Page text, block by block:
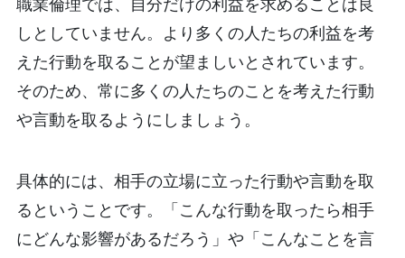
しとしていません。より多くの人たちの利益を考
えた行動を取ることが望ましいとされています。
そのため、常に多くの人たちのことを考えた行動
や言動を取るようにしましょう。
具体的には、相手の立場に立った行動や言動を取
るということです。「こんな行動を取ったら相手
にどんな影響があるだろう」や「こんなことを言